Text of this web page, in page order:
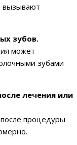
вызывают
зубов.
может
зубами
лечения или
процедуры